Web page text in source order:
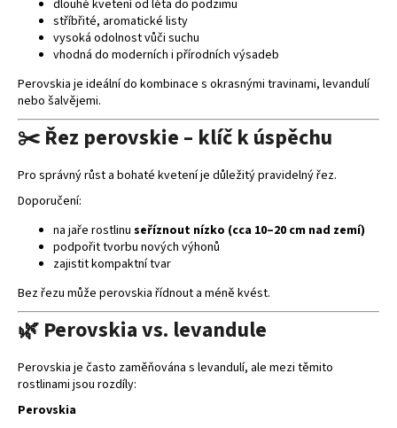
ý
p
i
u
dlouhé kvetení od léta do podzimu
stříbřité, aromatické listy
vysoká odolnost vůči suchu
vhodná do moderních i přírodních výsadeb
Perovskia je ideální do kombinace s okrasnými travinami, levandulí
nebo šalvějemi.
✂️ Řez perovskie – klíč k úspěchu
Pro správný růst a bohaté kvetení je důležitý pravidelný řez.
Doporučení:
na jaře rostlinu seříznout nízko (cca 10–20 cm nad zemí)
podpořit tvorbu nových výhonů
zajistit kompaktní tvar
Bez řezu může perovskia řídnout a méně kvést.
🌿 Perovskia vs. levandule
Perovskia je často zaměňována s levandulí, ale mezi těmito
rostlinami jsou rozdíly:
Perovskia